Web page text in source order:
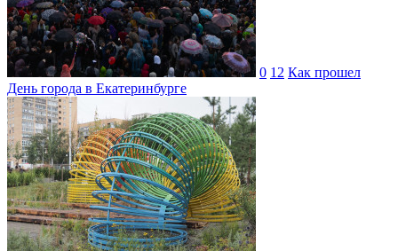
0 12 Как прошел
День города в Екатеринбурге